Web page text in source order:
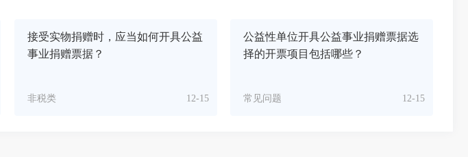
接受实物捐赠时，应当如何开具公益
事业捐赠票据？
12-15
非税类
公益性单位开具公益事业捐赠票据选
择的开票项目包括哪些？
12-15
常见问题